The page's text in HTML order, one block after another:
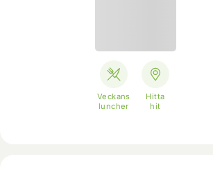
Veckans
luncher
Hitta
hit